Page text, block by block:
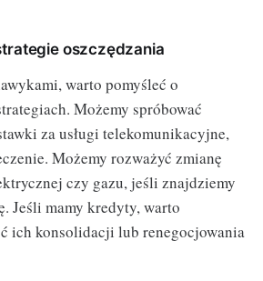
oszczędzania
warto pomyśleć o
Możemy spróbować
za usługi telekomunikacyjne,
Możemy rozważyć zmianę
czy gazu, jeśli znajdziemy
Jeśli mamy kredyty, warto
ich konsolidacji lub renegocjowania